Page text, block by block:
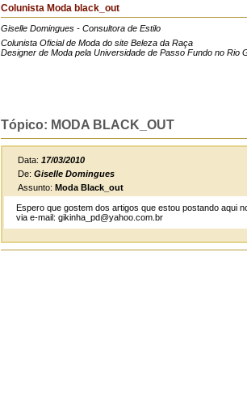
Colunista Moda black_out
Giselle Domingues - Consultora de Estilo
Colunista Oficial de Moda do site Beleza da Raça
Designer de Moda pela Universidade de Passo Fundo no Rio
Tópico: MODA BLACK_OUT
Data: 17/03/2010
De: Giselle Domingues
Assunto: Moda Black_out
Espero que gostem dos artigos que estou postando aqui
via e-mail: gikinha_pd@yahoo.com.br